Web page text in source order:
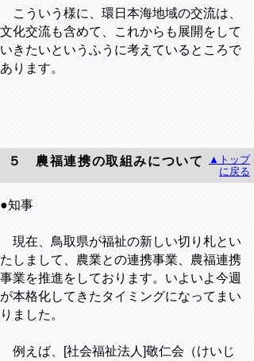
こういう様に、環日本海地域の交流は、
文化交流も含めて、これからも展開をして
いきたいというふうに考えているところで
あります。
５ 農福連携の取組みについて
▲トップ
に戻る
●知事
現在、鳥取県が福祉の新しい切り札とい
たしまして、農業との連携事業、農福連携
事業を推進をしております。いよいよ今週
が本格化してきたタイミングになってまい
りました。
例えば、[社会福祉法人]敬仁会（けいじ